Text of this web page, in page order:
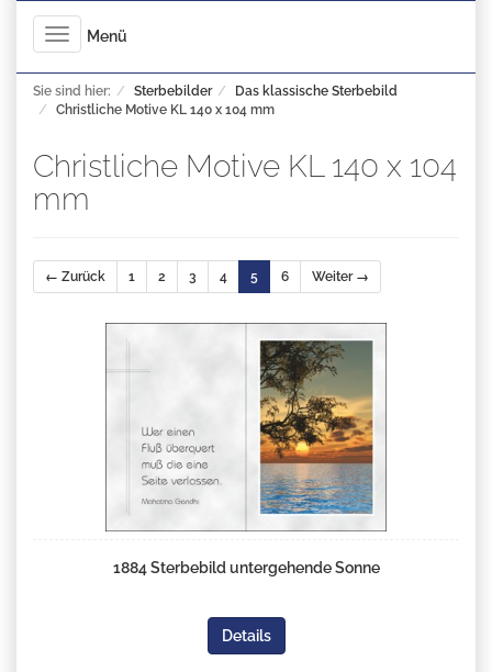
Toggle
navigation
Menü
Sie sind hier: Sterbebilder
Das klassische Sterbebild
Christliche Motive KL 140 x 104 mm
Christliche Motive KL 140 x 104
mm
← Zurück 1 2 3 4 5 6 Weiter →
1884 Sterbebild untergehende Sonne
Details